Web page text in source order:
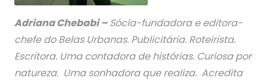
Adriana Chebabi –Sócia-fundadora e editora-
chefe do Belas Urbanas. Publicitária. Roteirista.
Escritora. Uma contadora de histórias. Curiosa por
natureza. Uma sonhadora que realiza. Acredita